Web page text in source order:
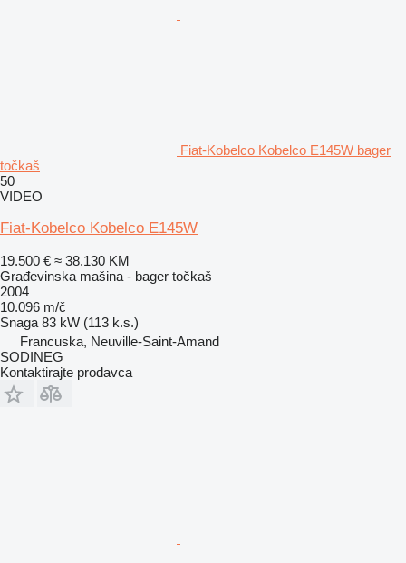
Fiat-Kobelco Kobelco E145W bager
točkaš
50
VIDEO
Fiat-Kobelco Kobelco E145W
19.500 € ≈ 38.130 KM
Građevinska mašina - bager točkaš
2004
10.096 m/č
Snaga 83 kW (113 k.s.)
Francuska, Neuville-Saint-Amand
SODINEG
Kontaktirajte prodavca